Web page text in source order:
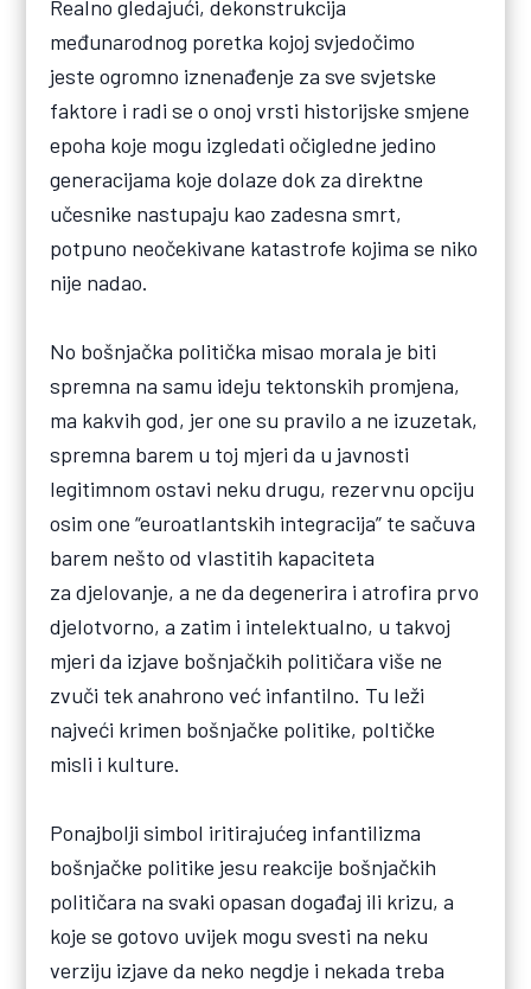
Realno gledajući, dekonstrukcija
međunarodnog poretka kojoj svjedočimo
jeste ogromno iznenađenje za sve svjetske
faktore i radi se o onoj vrsti historijske smjene
epoha koje mogu izgledati očigledne jedino
generacijama koje dolaze dok za direktne
učesnike nastupaju kao zadesna smrt,
potpuno neočekivane katastrofe kojima se niko
nije nadao.
No bošnjačka politička misao morala je biti
spremna na samu ideju tektonskih promjena,
ma kakvih god, jer one su pravilo a ne izuzetak,
spremna barem u toj mjeri da u javnosti
legitimnom ostavi neku drugu, rezervnu opciju
osim one “euroatlantskih integracija” te sačuva
barem nešto od vlastitih kapaciteta
za djelovanje, a ne da degenerira i atrofira prvo
djelotvorno, a zatim i intelektualno, u takvoj
mjeri da izjave bošnjačkih političara više ne
zvuči tek anahrono već infantilno. Tu leži
najveći krimen bošnjačke politike, poltičke
misli i kulture.
Ponajbolji simbol iritirajućeg infantilizma
bošnjačke politike jesu reakcije bošnjačkih
političara na svaki opasan događaj ili krizu, a
koje se gotovo uvijek mogu svesti na neku
verziju izjave da neko negdje i nekada treba